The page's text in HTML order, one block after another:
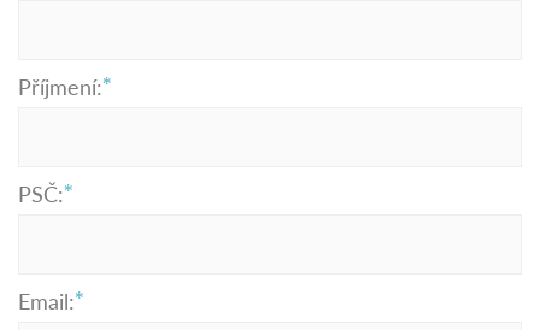
Příjmení:
PSČ:
Email: